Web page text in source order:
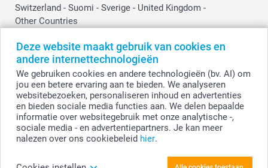
Deze website maakt gebruik van cookies en
andere internettechnologieën
We gebruiken cookies en andere technologieën (bv. AI) om
jou een betere ervaring aan te bieden. We analyseren
websitebezoeken, personaliseren inhoud en advertenties
en bieden sociale media functies aan. We delen bepaalde
informatie over websitegebruik met onze analytische -,
sociale media - en advertentiepartners. Je kan meer
nalezen over ons cookiebeleid hier.
Investor Relations
Partnerships
Influencer partnerprogramma
Switzerland - Suomi - Sverige - United Kingdom -
Other Countries
© smartphoto group. Alle rechten voorbehouden.Disclaimer
Alle prijzen zijn in EURO (€) inclusief BTW en exclusief verzendkosten.